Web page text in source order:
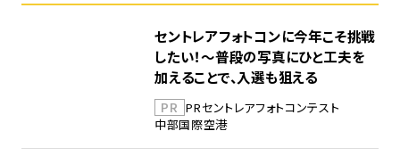
セントレアフォトコンに今年こそ挑戦
したい！～普段の写真にひと工夫を
加えることで、入選も狙える
PR PRセントレアフォトコンテスト
中部国際空港